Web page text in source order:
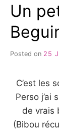
Un
Posted on 25
C’est les
Perso j’ai
de vrais
(Bibou